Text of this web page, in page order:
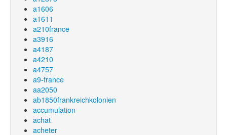
a1606
a1611
a210france
a3916
a4187
a4210
a4757
a9-france
aa2050
ab1850frankreichkolonien
accumulation
achat
acheter